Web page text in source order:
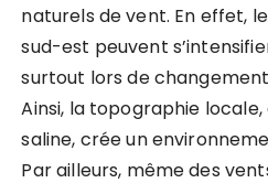
naturels de vent. En effet,
sud-est peuvent
surtout lors de
Ainsi, la topographie
saline, crée un
Par ailleurs, même des